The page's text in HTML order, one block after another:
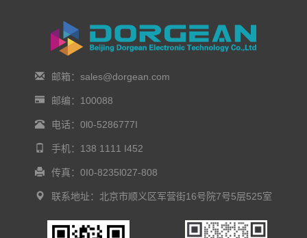
邮箱：sales@dorgean.com
邮编：100088
电话：0l0-5286777I
手机：138 1111 I452
传真：0I0-8235l027-808
联系地址：北京市顺义区军营街16号院7号5层525室